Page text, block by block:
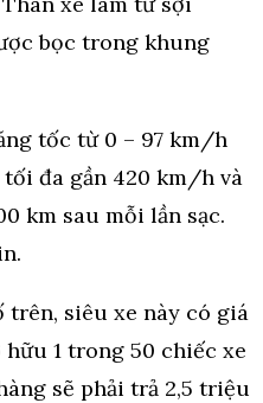
bọc trong khung
tốc từ 0 – 97 km/h
tối đa gần 420 km/h và
km sau mỗi lần sạc.
trên, siêu xe này có giá
1 trong 50 chiếc xe
sẽ phải trả 2,5 triệu